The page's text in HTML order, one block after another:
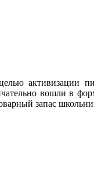
активизации
вошли в
запас